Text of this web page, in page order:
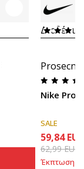
Nike Pro
SALE
59,84 EUR
62,99EUR
Έκπτωση